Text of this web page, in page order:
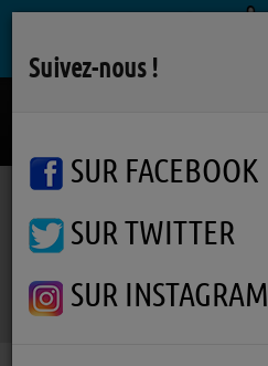
Podcasts Graine de Cristal
Serpentine
Suivez-nous !
SUR FACEBOOK
SUR TWITTER
SUR INSTAGRAM